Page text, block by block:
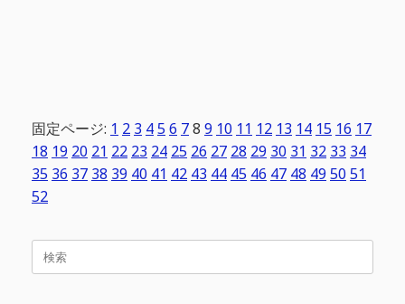
固定ページ: 1 2 3 456 78 9 10 11 12 13 14 15 16 17
18 19 20 21 22 23 24 25 26 27 28 29 30 31 32 33 34
35 36 37 38 39 40 41 42 43 44 45 46 47 48 49 5051
52
検